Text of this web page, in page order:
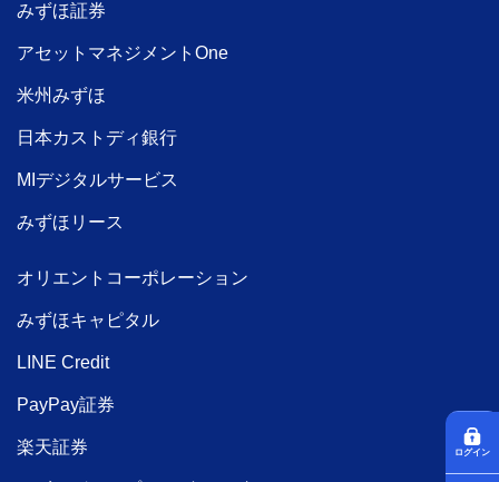
ログイン
みずほ証券
アセットマネジメントOne
米州みずほ
日本カストディ銀行
MIデジタルサービス
みずほリース
オリエントコーポレーション
みずほキャピタル
LINE Credit
PayPay証券
楽天証券